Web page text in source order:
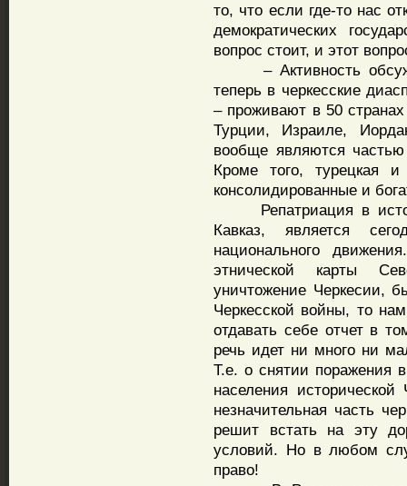
то, что если где-то нас
демократических
вопрос стоит, и этот
– Активность
теперь в черкесские
– проживают в 50
Турции, Израиле,
вообще являются частью
Кроме того, турецкая
консолидированные и
Репатриация в
Кавказ, является
национального
этнической карты
уничтожение Черкесии,
Черкесской войны, то
отдавать себе отчет в
речь идет ни много ни
Т.е. о снятии поражения
населения
незначительная часть
решит встать на эту
условий. Но в любом
право!